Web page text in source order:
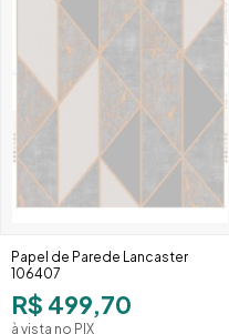
Papel de Parede Lancaster
106407
R$ 499,70
à vista no PIX